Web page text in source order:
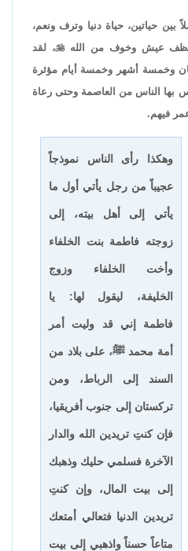
بين حياتين، حياة دنيا وترف ونعم،
عيش وخوف من الله، لقد
وخمسة أشهر وخمسة أيام مؤثرة
بها الناس من العاصمة وحتى رعاة
عمر فيهم.
وهكذا رأى الناس نموذجاً
عجيباً من رجل يأتي أول ما
يأتي إلى أهل بيته، إلى
زوجته فاطمة بنت الخلفاء
وأخت الخلفاء وزوج
الخليفة، ليقول لها: يا
فاطمة إني قد وليت أمر
أمة محمد ﷺ، على بلاد من
السند إلى الرباط، ومن
تركستان إلى جنوب أفريقيا،
فإن كنتِ تريدين الله والدار
الآخرة فسلمي حليك وذهبك
إلى بيت المال، وإن كنتِ
تريدين الدنيا فتعالي أمتعك
متاعاً حسناً واذهبي إلى بيت